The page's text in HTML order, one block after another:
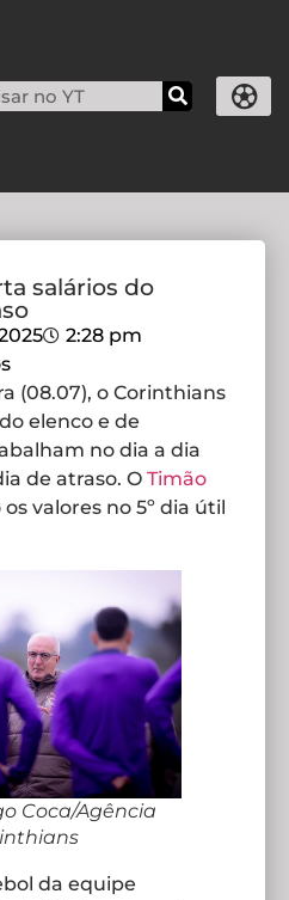
salários do
2:28 pm
(08.07), o Corinthians
elenco e de
no dia a dia
de atraso. O Timão
valores no 5º dia útil
Coca/Agência
da equipe